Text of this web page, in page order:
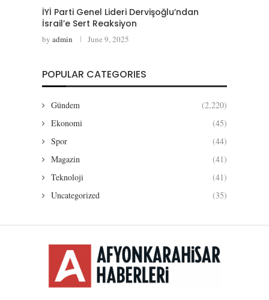
İYİ Parti Genel Lideri Dervişoğlu’ndan
İsrail’e Sert Reaksiyon
by admin June 9, 2025
POPULAR CATEGORIES
Gündem
(2,220)
Ekonomi
(45)
Spor
(44)
Magazin
(41)
Teknoloji
(41)
Uncategorized
(35)